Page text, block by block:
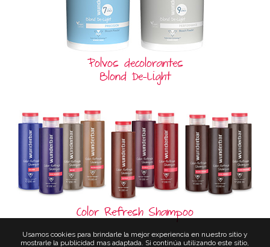
Usamos cookies para brindarle la mejor experiencia en nuestro sitio y
mostrarle la publicidad mas adaptada. Si continúa utilizando este sitio,
Polvos decolorantes
Blond De-Light
Color Refresh Shampoo